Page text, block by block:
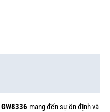
mang đến sự ổn định và